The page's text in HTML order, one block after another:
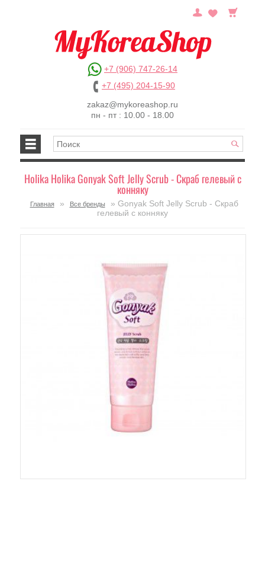
+7 (906) 747-26-14
+7 (495) 204-15-90
zakaz@mykoreashop.ru
пн - пт : 10.00 - 18.00
Holika Holika Gonyak Soft Jelly Scrub - Скраб гелевый с
конняку
Главная » Все бренды
» Gonyak Soft Jelly Scrub - Скраб
гелевый с конняку